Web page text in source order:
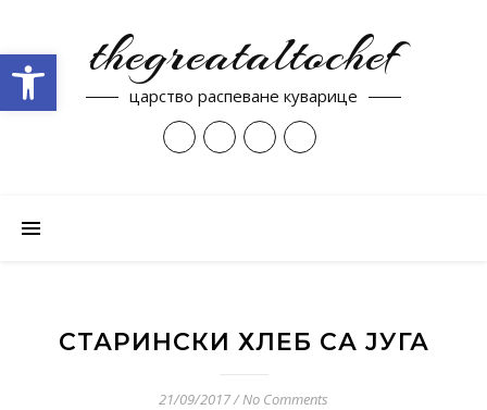
thegreataltochef
царство распеване куварице
СТАРИНСКИ ХЛЕБ СА ЈУГА
21/09/2017/No Comments
Open toolbar